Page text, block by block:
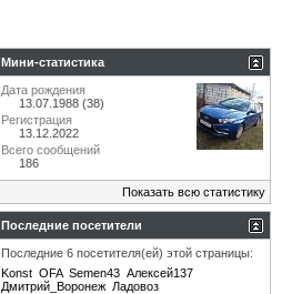
Мини-статистика
Дата рождения
13.07.1988 (38)
Регистрация
13.12.2022
Всего сообщений
186
Показать всю статистику
Последние посетители
Последние 6 посетителя(ей) этой страницы:
Konst OFA Semen43 Алексей137
Дмитрий_Воронеж Ладовоз